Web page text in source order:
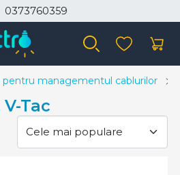
0373760359
pentru managementul cablurilor
Tac